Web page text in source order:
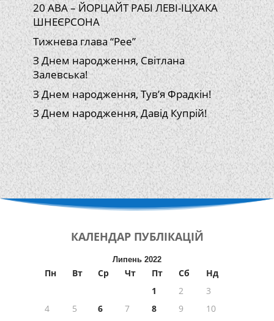
20 АВА – ЙОРЦАЙТ РАБІ ЛЕВІ-ІЦХАКА
ШНЕЄРСОНА
Тижнева глава “Рее”
З Днем народження, Світлана
Залевська!
З Днем народження, Тув’я Фрадкін!
З Днем народження, Давід Купрій!
КАЛЕНДАР ПУБЛІКАЦІЙ
Липень 2022
Пн Вт Ср Чт Пт Сб
Нд
1
2
3
4
5 6 7 8 9
10